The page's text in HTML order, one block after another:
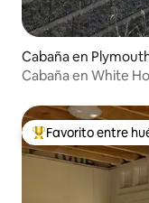
Cabaña en
Cabaña en White
Favorito entre
Favorito entre